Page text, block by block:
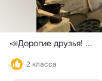
📣Дорогие друзья! ...
2 класса